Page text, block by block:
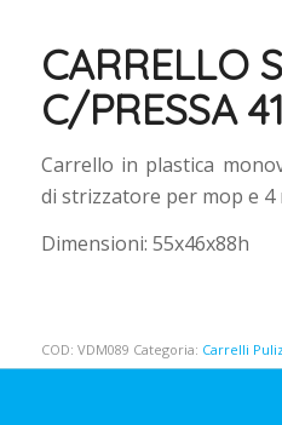
CARRELLO
C/PRESSA
Carrello in plastica
di strizzatore per mop e
Dimensioni: 55x46x88h
COD: VDM089 Categoria: Carrelli